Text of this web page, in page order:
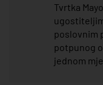
Tvrtka
poslovnim
potpunog
jednom